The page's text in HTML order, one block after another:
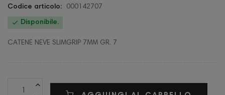
Codice articolo:
000142707
 Disponibile.
CATENE NEVE SLIMGRIP 7MM GR. 7